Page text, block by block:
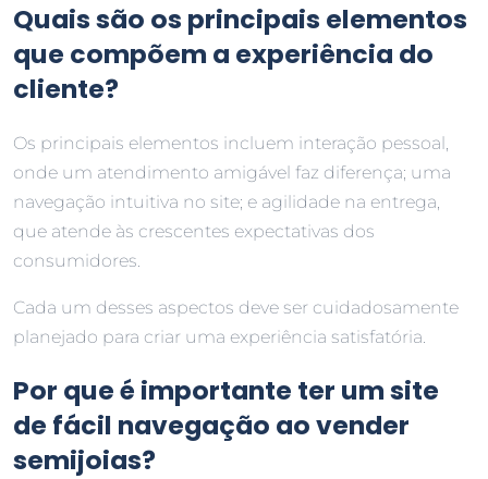
Quais são os principais elementos
que compõem a experiência do
cliente?
Os principais elementos incluem interação pessoal,
onde um atendimento amigável faz diferença; uma
navegação intuitiva no site; e agilidade na entrega,
que atende às crescentes expectativas dos
consumidores.
Cada um desses aspectos deve ser cuidadosamente
planejado para criar uma experiência satisfatória.
Por que é importante ter um site
de fácil navegação ao vender
semijoias?